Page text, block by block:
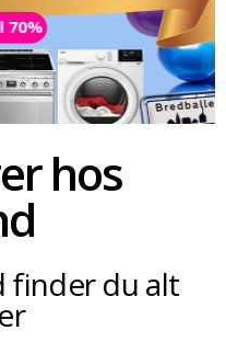
hos
finder du alt